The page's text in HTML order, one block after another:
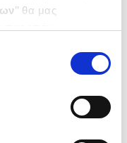
’’ θα μας
παρακάτω με την
σχετικά με